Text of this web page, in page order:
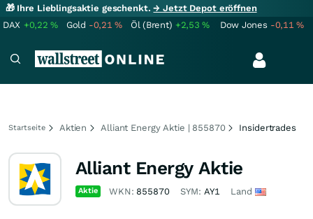
🎁 Ihre Lieblingsaktie geschenkt.→ Jetzt Depot eröffnen
DAX +0,22% Gold -0,21% Öl (Brent) +2,53% Dow Jones -0,11%
Startseite Aktien Alliant Energy Aktie | 855870 Insidertrades
Alliant Energy Aktie
Aktie WKN: 855870 SYM: AY1 Land